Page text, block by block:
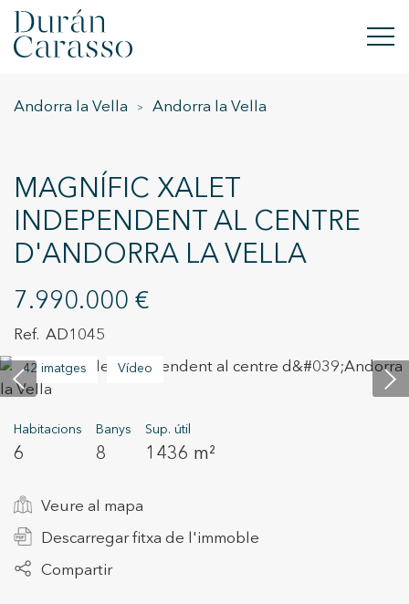
COMPRAR
VENDRE
OBRA NOVA
INVERSIONS
GRUP DC
CONTACTE
Andorra la Vella Andorra la Vella
MAGNÍFIC XALET
INDEPENDENT AL CENTRE
D'ANDORRA LA VELLA
7.990.000 €
AD1045
42 imatges Vídeo
Habitacions
6
Banys
8
Sup. útil
1436 m²
Veure al mapa
Descarregar fitxa de l'immoble
Compartir